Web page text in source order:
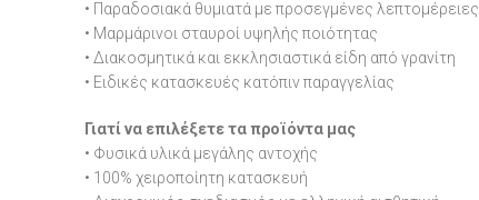
• Παραδοσιακά θυμιατά με προσεγμένες λεπτομέρειες
• Μαρμάρινοι σταυροί υψηλής ποιότητας
• Διακοσμητικά και εκκλησιαστικά είδη από γρανίτη
• Ειδικές κατασκευές κατόπιν παραγγελίας
Γιατί να επιλέξετε τα προϊόντα μας
• Φυσικά υλικά μεγάλης αντοχής
• 100% χειροποίητη κατασκευή